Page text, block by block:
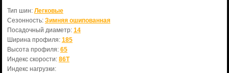
Тип шин: Легковые
Сезонность: Зимняя ошипованная
Посадочный диаметр: 14
Ширина профиля: 185
Высота профиля: 65
Индекс скорости: 86T
Индекс нагрузки: